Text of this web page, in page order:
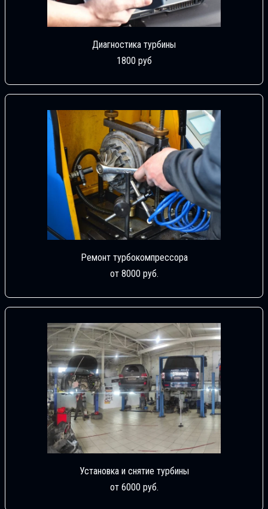
Диагностика турбины
1800 руб
Ремонт турбокомпрессора
от 8000 руб.
Установка и снятие турбины
от 6000 руб.